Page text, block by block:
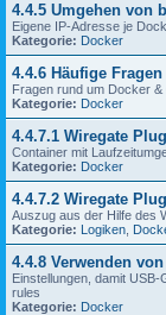
4.4.5 Umgehen von
Eigene IP-Adresse je
Kategorie: Docker
4.4.6 Häufige
Fragen rund um Docker &
Kategorie: Docker
4.4.7.1 Wiregate
Container mit
Kategorie: Docker
4.4.7.2 Wiregate
Auszug aus der Hilfe des
Kategorie: Logiken
4.4.8 Verwenden
Einstellungen, damit
rules
Kategorie: Docker